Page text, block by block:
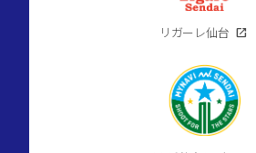
リガーレ仙台 open_in_new